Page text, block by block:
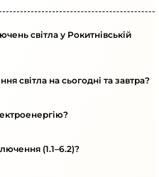
світла у Рокитнівській
світла на сьогодні та завтра?
(1.1–6.2)?